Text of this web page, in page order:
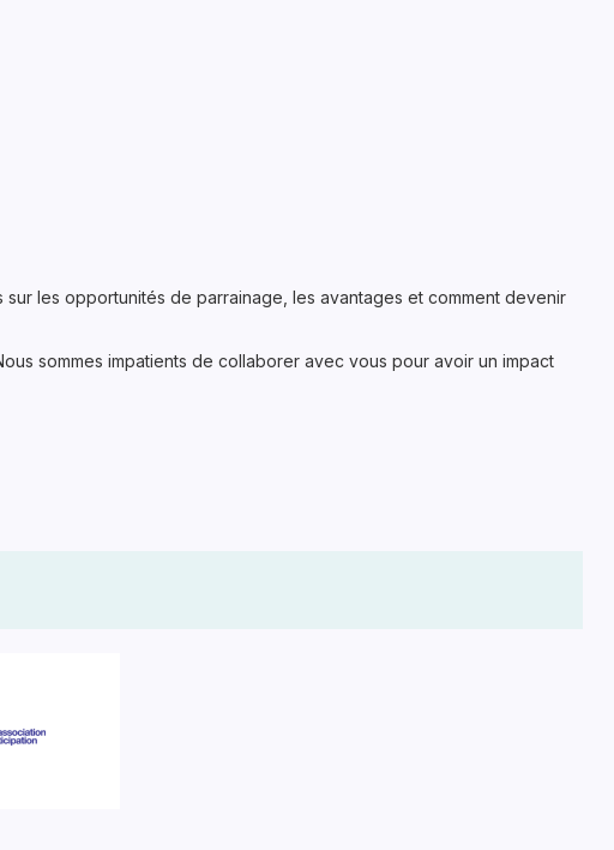
les opportunités de parrainage, les avantages et comment devenir
sommes impatients de collaborer avec vous pour avoir un impact